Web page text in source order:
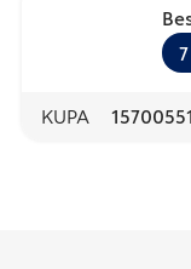
7
KUPA